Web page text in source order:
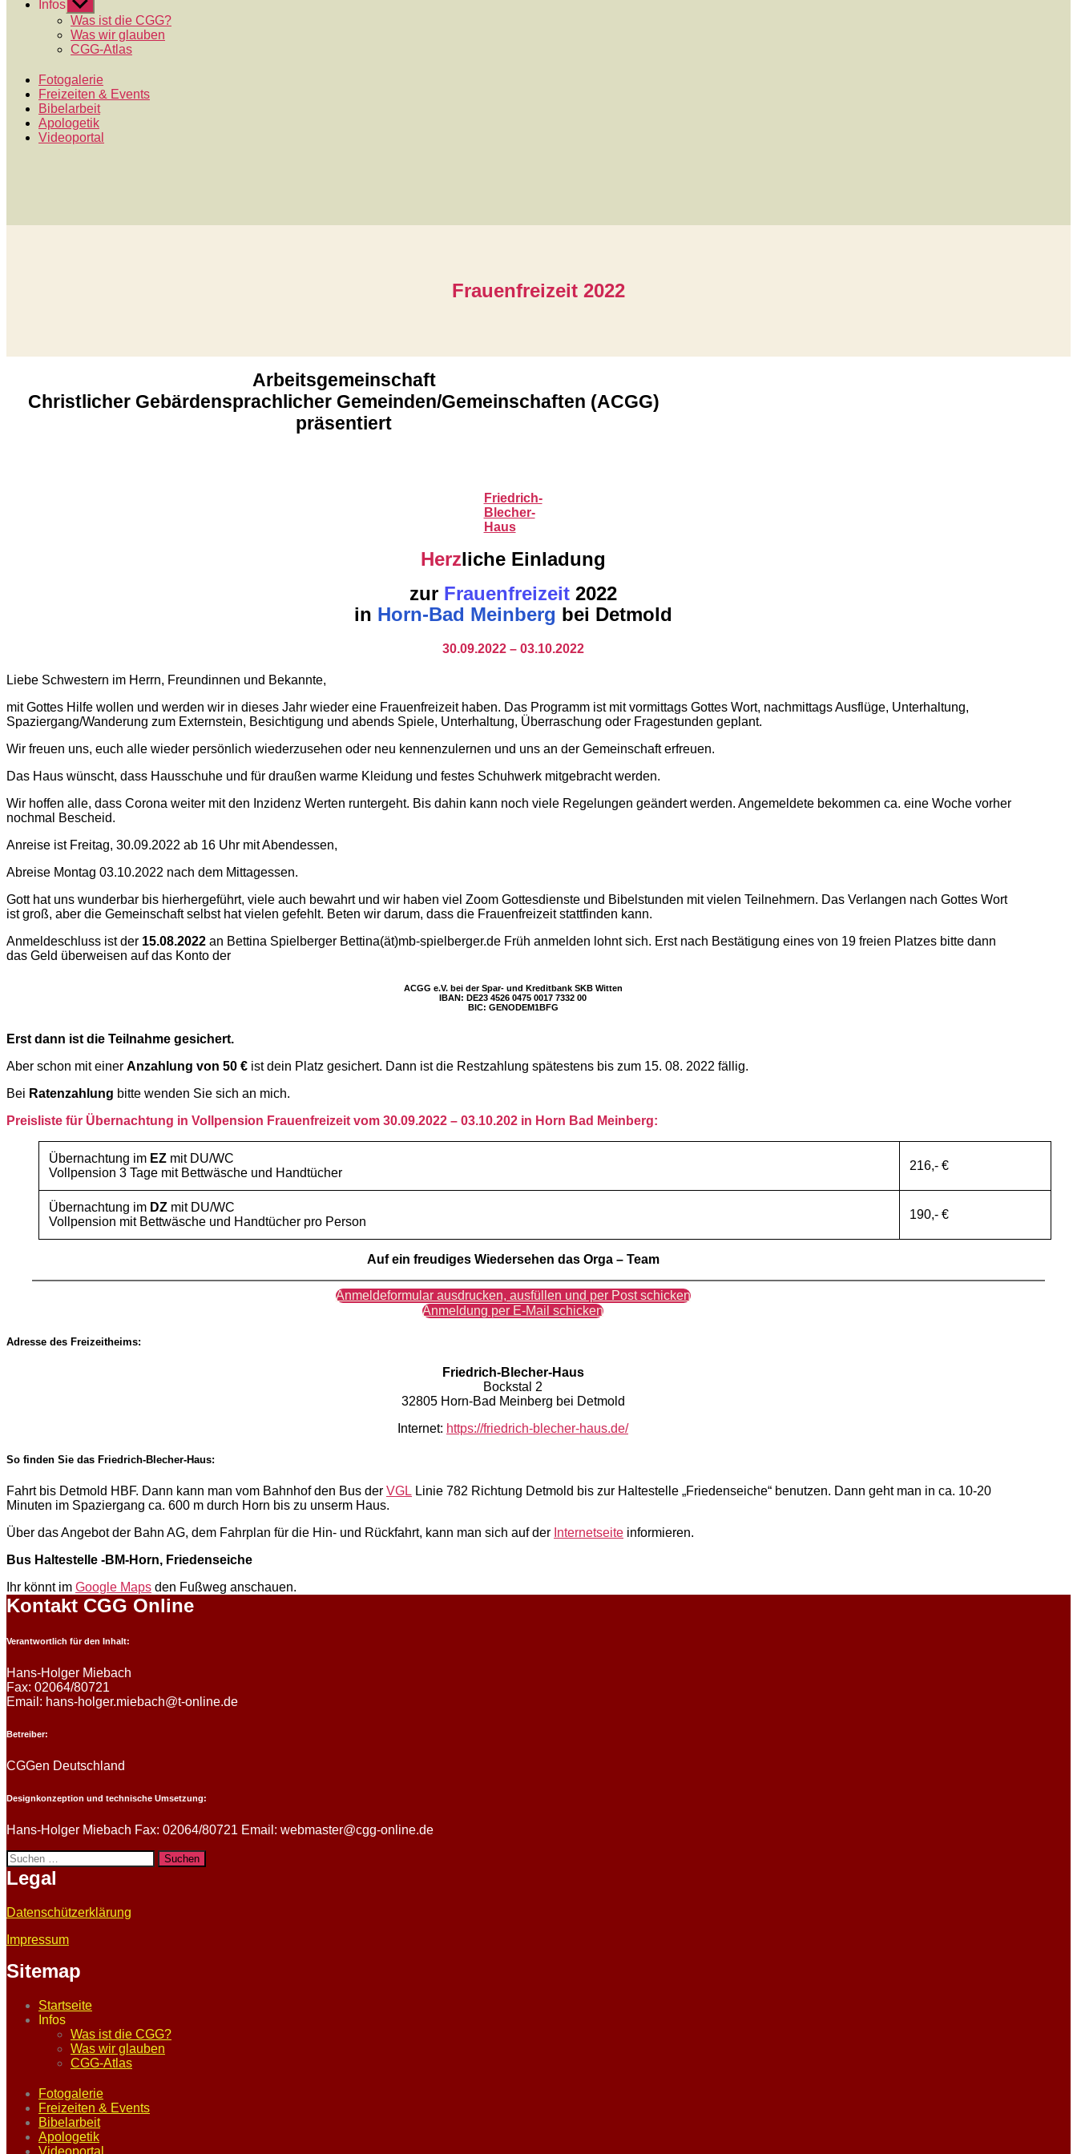
Infos Untermenü
anzeigen
Was ist die CGG?
Was wir glauben
CGG-Atlas
Fotogalerie
Freizeiten & Events
Bibelarbeit
Apologetik
Videoportal
Frauenfreizeit 2022
Arbeitsgemeinschaft
Christlicher Gebärdensprachlicher Gemeinden/Gemeinschaften (ACGG)
präsentiert
Friedrich-
Blecher-
Haus
Herzliche Einladung
zur Frauenfreizeit2022
in Horn-Bad Meinberg bei Detmold
30.09.2022 – 03.10.2022
Liebe Schwestern im Herrn, Freundinnen und Bekannte,
mit Gottes Hilfe wollen und werden wir in dieses Jahr wieder eine Frauenfreizeit haben. Das Programm ist mit vormittags Gottes Wort, nachmittags Ausflüge, Unterhaltung,
Spaziergang/Wanderung zum Externstein, Besichtigung und abends Spiele, Unterhaltung, Überraschung oder Fragestunden geplant.
Wir freuen uns, euch alle wieder persönlich wiederzusehen oder neu kennenzulernen und uns an der Gemeinschaft erfreuen.
Das Haus wünscht, dass Hausschuhe und für draußen warme Kleidung und festes Schuhwerk mitgebracht werden.
Wir hoffen alle, dass Corona weiter mit den Inzidenz Werten runtergeht. Bis dahin kann noch viele Regelungen geändert werden. Angemeldete bekommen ca. eine Woche vorher
nochmal Bescheid.
Anreise ist Freitag, 30.09.2022 ab 16 Uhr mit Abendessen,
Abreise Montag 03.10.2022 nach dem Mittagessen.
Gott hat uns wunderbar bis hierhergeführt, viele auch bewahrt und wir haben viel Zoom Gottesdienste und Bibelstunden mit vielen Teilnehmern. Das Verlangen nach Gottes Wort
ist groß, aber die Gemeinschaft selbst hat vielen gefehlt. Beten wir darum, dass die Frauenfreizeit stattfinden kann.
Anmeldeschluss ist der 15.08.2022 an Bettina Spielberger Bettina(ät)mb-spielberger.de Früh anmelden lohnt sich. Erst nach Bestätigung eines von 19 freien Platzes bitte dann
das Geld überweisen auf das Konto der
ACGG e.V. bei der Spar- und Kreditbank SKB Witten
IBAN: DE23 4526 0475 0017 7332 00
BIC: GENODEM1BFG
Erst dann ist die Teilnahme gesichert.
Aber schon mit einer Anzahlung von 50 € ist dein Platz gesichert. Dann ist die Restzahlung spätestens bis zum 15. 08. 2022 fällig.
Bei Ratenzahlung bitte wenden Sie sich an mich.
Preisliste für Übernachtung in Vollpension Frauenfreizeit vom 30.09.2022 – 03.10.202 in Horn Bad Meinberg:
Übernachtung im EZ mit DU/WC
Vollpension 3 Tage mit Bettwäsche und Handtücher
216,- €
Übernachtung im DZ mit DU/WC
Vollpension mit Bettwäsche und Handtücher pro Person
190,- €
Auf ein freudiges Wiedersehen das Orga – Team
Anmeldeformular ausdrucken, ausfüllen und per Post schicken
Anmeldung per E-Mail schicken
Adresse des Freizeitheims:
Friedrich-Blecher-Haus
Bockstal 2
32805 Horn-Bad Meinberg bei Detmold
Internet: https://friedrich-blecher-haus.de/
So finden Sie das Friedrich-Blecher-Haus:
Fahrt bis Detmold HBF. Dann kann man vom Bahnhof den Bus der VGL Linie 782 Richtung Detmold bis zur Haltestelle „Friedenseiche“ benutzen. Dann geht man in ca. 10-20
Minuten im Spaziergang ca. 600 m durch Horn bis zu unserm Haus.
Über das Angebot der Bahn AG, dem Fahrplan für die Hin- und Rückfahrt, kann man sich auf der Internetseite informieren.
Bus Haltestelle -BM-Horn, Friedenseiche
Ihr könnt im Google Maps den Fußweg anschauen.
Kontakt CGG Online
Verantwortlich für den Inhalt:
Hans-Holger Miebach
Fax: 02064/80721
Email: hans-holger.miebach@t-online.de
Betreiber:
CGGen Deutschland
Designkonzeption und technische Umsetzung:
Hans-Holger Miebach Fax: 02064/80721 Email: webmaster@cgg-online.de
Suchen
nach:
Legal
Datenschützerklärung
Impressum
Sitemap
Startseite
Infos
Was ist die CGG?
Was wir glauben
CGG-Atlas
Fotogalerie
Freizeiten & Events
Bibelarbeit
Apologetik